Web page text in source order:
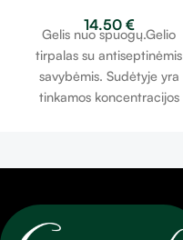
14.50 €
Gelis nuo spuogų.Gelio
tirpalas su antiseptinėmis
savybėmis. Sudėtyje yra
tinkamos koncentracijos
odai.